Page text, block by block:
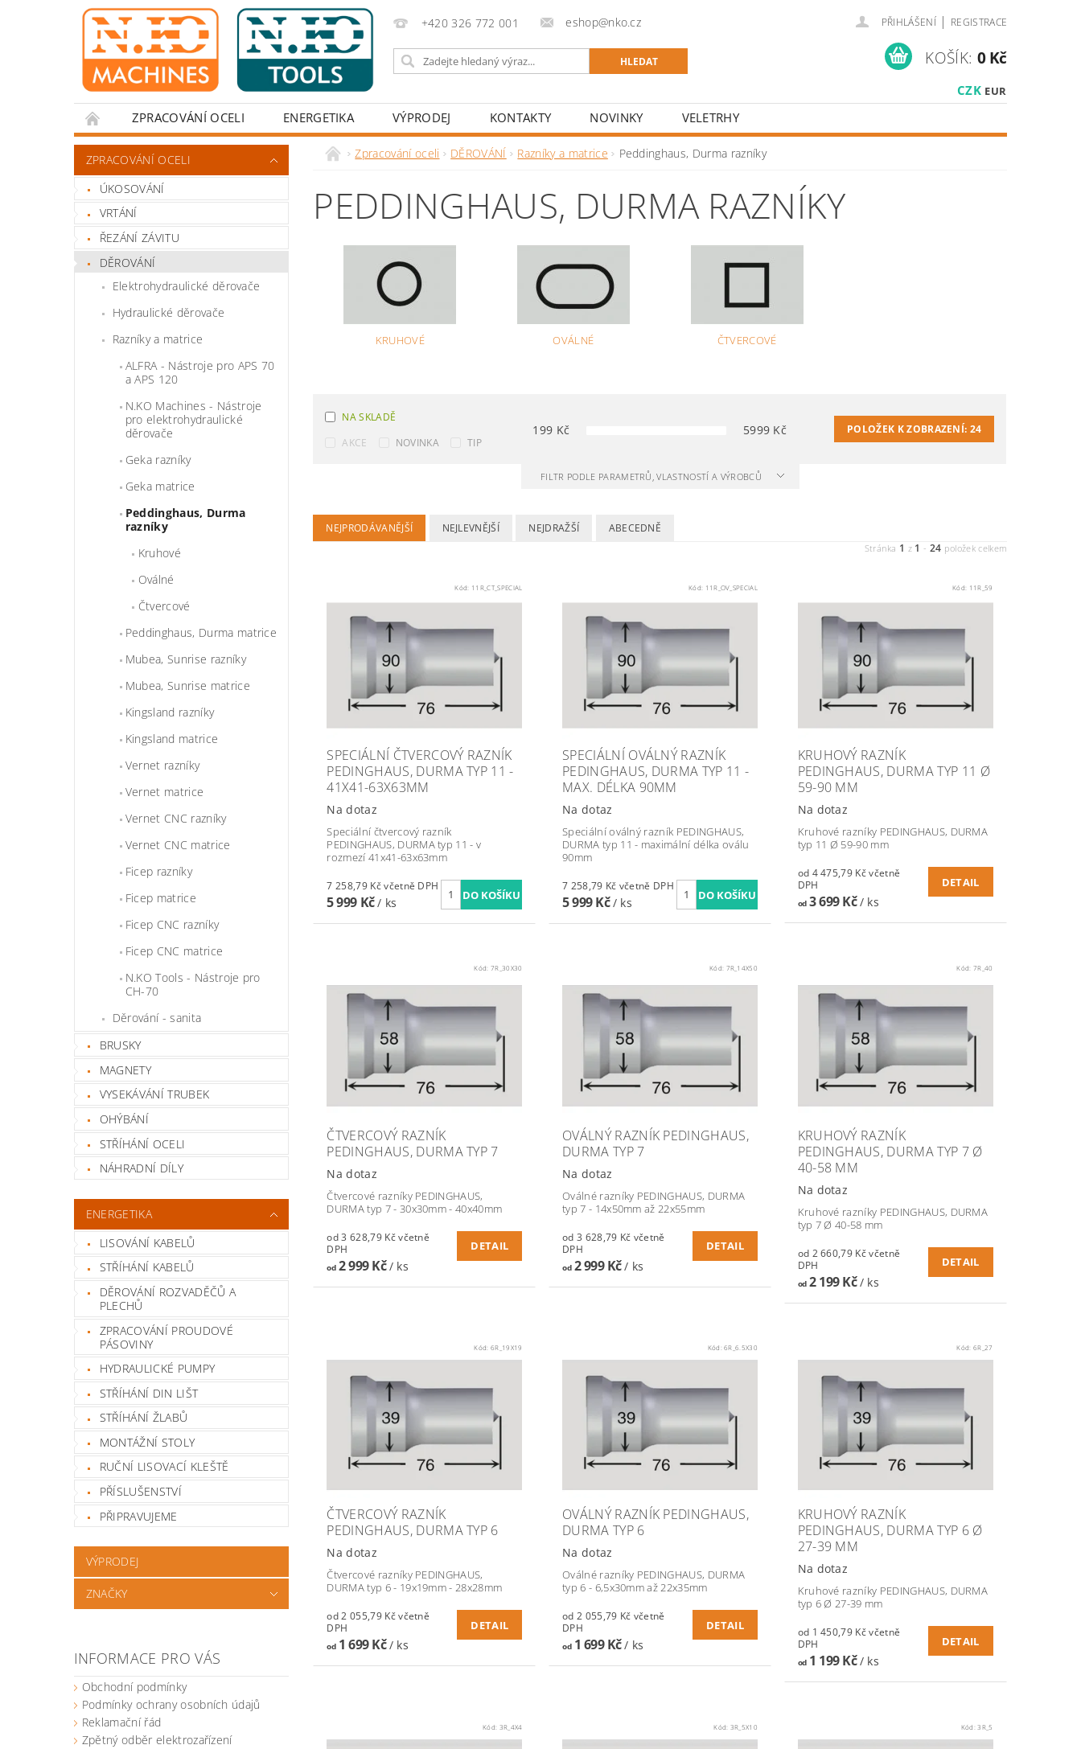
+420 326 772 001 eshop@nko.cz PŘIHLÁŠENÍ | REGISTRACE
CZK EUR
KOŠÍK: 0 Kč
ZPRACOVÁNÍ OCELI ENERGETIKA VÝPRODEJ KONTAKTY NOVINKY VELETRHY
ZPRACOVÁNÍ OCELI
ÚKOSOVÁNÍ
VRTÁNÍ
ŘEZÁNÍ ZÁVITU
DĚROVÁNÍ
Elektrohydraulické děrovače
Hydraulické děrovače
Razníky a matrice
ALFRA - Nástroje pro APS 70
a APS 120
N.KO Machines - Nástroje
pro elektrohydraulické
děrovače
Geka razníky
Geka matrice
Peddinghaus, Durma
razníky
Kruhové
Oválné
Čtvercové
Peddinghaus, Durma matrice
Mubea, Sunrise razníky
Mubea, Sunrise matrice
Kingsland razníky
Kingsland matrice
Vernet razníky
Vernet matrice
Vernet CNC razníky
Vernet CNC matrice
Ficep razníky
Ficep matrice
Ficep CNC razníky
Ficep CNC matrice
N.KO Tools - Nástroje pro
CH-70
Děrování - sanita
BRUSKY
MAGNETY
VYSEKÁVÁNÍ TRUBEK
OHÝBÁNÍ
STŘÍHÁNÍ OCELI
NÁHRADNÍ DÍLY
ENERGETIKA
LISOVÁNÍ KABELŮ
STŘÍHÁNÍ KABELŮ
DĚROVÁNÍ ROZVADĚČŮ A
PLECHŮ
ZPRACOVÁNÍ PROUDOVÉ
PÁSOVINY
HYDRAULICKÉ PUMPY
STŘÍHÁNÍ DIN LIŠT
STŘÍHÁNÍ ŽLABŮ
MONTÁŽNÍ STOLY
RUČNÍ LISOVACÍ KLEŠTĚ
PŘÍSLUŠENSTVÍ
PŘIPRAVUJEME
VÝPRODEJ
ZNAČKY
INFORMACE PRO VÁS
Obchodní podmínky
Podmínky ochrany osobních údajů
Reklamační řád
Zpětný odběr elektrozařízení
Zpracování oceli DĚROVÁNÍ Razníky a matrice Peddinghaus, Durma razníky
PEDDINGHAUS, DURMA RAZNÍKY
KRUHOVÉ OVÁLNÉ ČTVERCOVÉ
NA SKLADĚ
AKCE
NOVINKA TIP
199 Kč 5999 Kč POLOŽEK K ZOBRAZENÍ: 24
FILTR PODLE PARAMETRŮ, VLASTNOSTÍ A VÝROBCŮ
NEJPRODÁVANĚJŠÍ NEJLEVNĚJŠÍ NEJDRAŽŠÍ ABECEDNĚ
Stránka 1 z 1 - 24 položek celkem
Kód: 11R_CT_SPECIAL
SPECIÁLNÍ ČTVERCOVÝ RAZNÍK
PEDINGHAUS, DURMA TYP 11 -
41X41-63X63MM
Na dotaz
Speciální čtvercový razník
PEDINGHAUS, DURMA typ 11 - v
rozmezí 41x41-63x63mm
7 258,79 Kč včetně DPH
5 999 Kč/ ks
Kód: 11R_OV_SPECIAL
SPECIÁLNÍ OVÁLNÝ RAZNÍK
PEDINGHAUS, DURMA TYP 11 -
MAX. DÉLKA 90MM
Na dotaz
Speciální oválný razník PEDINGHAUS,
DURMA typ 11 - maximální délka oválu
90mm
7 258,79 Kč včetně DPH
5 999 Kč/ ks
Kód: 11R_59
KRUHOVÝ RAZNÍK
PEDINGHAUS, DURMA TYP 11 Ø
59-90 MM
Na dotaz
Kruhové razníky PEDINGHAUS, DURMA
typ 11 Ø 59-90 mm
od 4 475,79 Kč včetně
DPH
od3 699 Kč/ ks
DETAIL
Kód: 7R_30X30
ČTVERCOVÝ RAZNÍK
PEDINGHAUS, DURMA TYP 7
Na dotaz
Čtvercové razníky PEDINGHAUS,
DURMA typ 7 - 30x30mm - 40x40mm
od 3 628,79 Kč včetně
DPH
od2 999 Kč/ ks
DETAIL
Kód: 7R_14X50
OVÁLNÝ RAZNÍK PEDINGHAUS,
DURMA TYP 7
Na dotaz
Oválné razníky PEDINGHAUS, DURMA
typ 7 - 14x50mm až 22x55mm
od 3 628,79 Kč včetně
DPH
od2 999 Kč/ ks
DETAIL
Kód:7R_40
KRUHOVÝ RAZNÍK
PEDINGHAUS, DURMA TYP 7 Ø
40-58 MM
Na dotaz
Kruhové razníky PEDINGHAUS, DURMA
typ 7 Ø 40-58 mm
od 2 660,79 Kč včetně
DPH
od2 199 Kč/ ks
DETAIL
Kód: 6R_19X19
ČTVERCOVÝ RAZNÍK
PEDINGHAUS, DURMA TYP 6
Na dotaz
Čtvercové razníky PEDINGHAUS,
DURMA typ 6 - 19x19mm - 28x28mm
od 2 055,79 Kč včetně
DPH
od1 699 Kč/ ks
DETAIL
Kód:6R_6.5X30
OVÁLNÝ RAZNÍK PEDINGHAUS,
DURMA TYP 6
Na dotaz
Oválné razníky PEDINGHAUS, DURMA
typ 6 - 6,5x30mm až 22x35mm
od 2 055,79 Kč včetně
DPH
od1 699 Kč/ ks
DETAIL
Kód:6R_27
KRUHOVÝ RAZNÍK
PEDINGHAUS, DURMA TYP 6 Ø
27-39 MM
Na dotaz
Kruhové razníky PEDINGHAUS, DURMA
typ 6 Ø 27-39 mm
od 1 450,79 Kč včetně
DPH
od1 199 Kč/ ks
DETAIL
Kód: 3R_4X4 Kód: 3R_5X10 Kód:3R_5